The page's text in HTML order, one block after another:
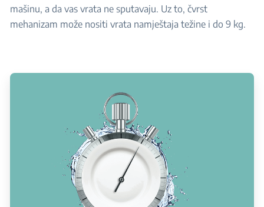
mašinu, a da vas vrata ne sputavaju. Uz to, čvrst
mehanizam može nositi vrata namještaja težine i do 9 kg.